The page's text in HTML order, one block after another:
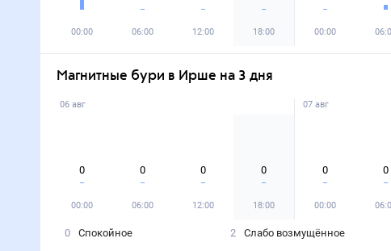
00:00 06:00 12:00 18:00 00:00
Магнитные бури в Ирше на 3 дня
06 авг
0
00:00
0
06:00
0
12:00
0
18:00
07 авг
0
00:00
0
0
Спокойное
2
Слабо возмущённое